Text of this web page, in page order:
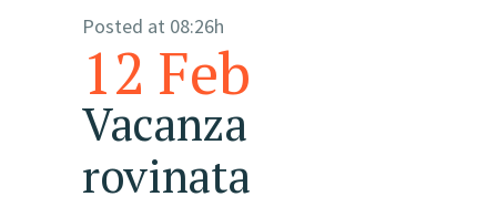
12 Feb
Vacanza
rovinata
Posted at 08:26h